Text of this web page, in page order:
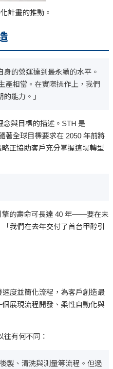
計畫的推動。
的營運達到最永續的水平。
產相當。在實際操作上，我們
能力。」
念與目標的描述。STH 是
著全球目標要求在 2050 年前將
正協助客戶充分掌握這場轉型
擎的壽命可長達 40 年——要在未
我們在去年交付了首台甲醇引
度並簡化流程，為客戶創造最
展現流程開發、柔性自動化與
有何不同：
製、清洗與測量等流程。但過